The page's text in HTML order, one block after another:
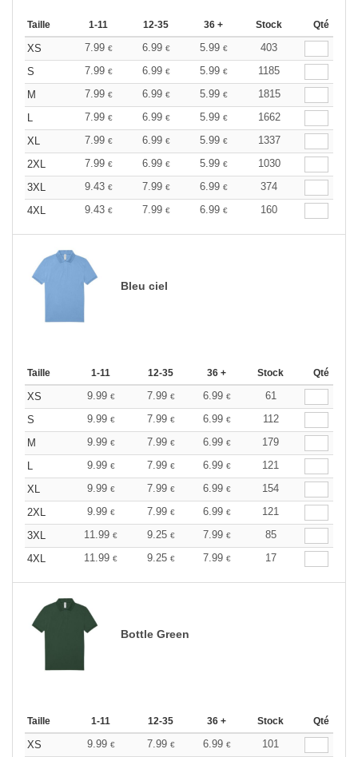
Taille 1-11 12-35 36 + Stock Qté
XS 7.99 € 6.99 € 5.99 €
403
S
7.99 € 6.99 € 5.99 €
1185
M
7.99 € 6.99 € 5.99 €
1815
7.99 € 6.99 € 5.99 €
1662
XL
7.99 € 6.99 € 5.99 €
1337
2XL
7.99 € 6.99 € 5.99 €
1030
3XL
9.43 € 7.99 € 6.99 €
374
4XL
9.43 € 7.99 € 6.99 € 160
Bleu ciel
Taille 1-11 12-35 36 + Stock Qté
XS 9.99 € 7.99 € 6.99 €
61
S
9.99 € 7.99 € 6.99 €
112
M
9.99 € 7.99 € 6.99 €
179
9.99 € 7.99 € 6.99 €
121
XL
9.99 € 7.99 € 6.99 €
154
2XL
9.99 € 7.99 € 6.99 €
121
3XL
11.99 € 9.25 € 7.99 €
85
4XL
11.99 € 9.25 € 7.99 € 17
Bottle Green
Taille 1-11 12-35 36 + Stock Qté
XS 9.99 € 7.99 € 6.99 €
101